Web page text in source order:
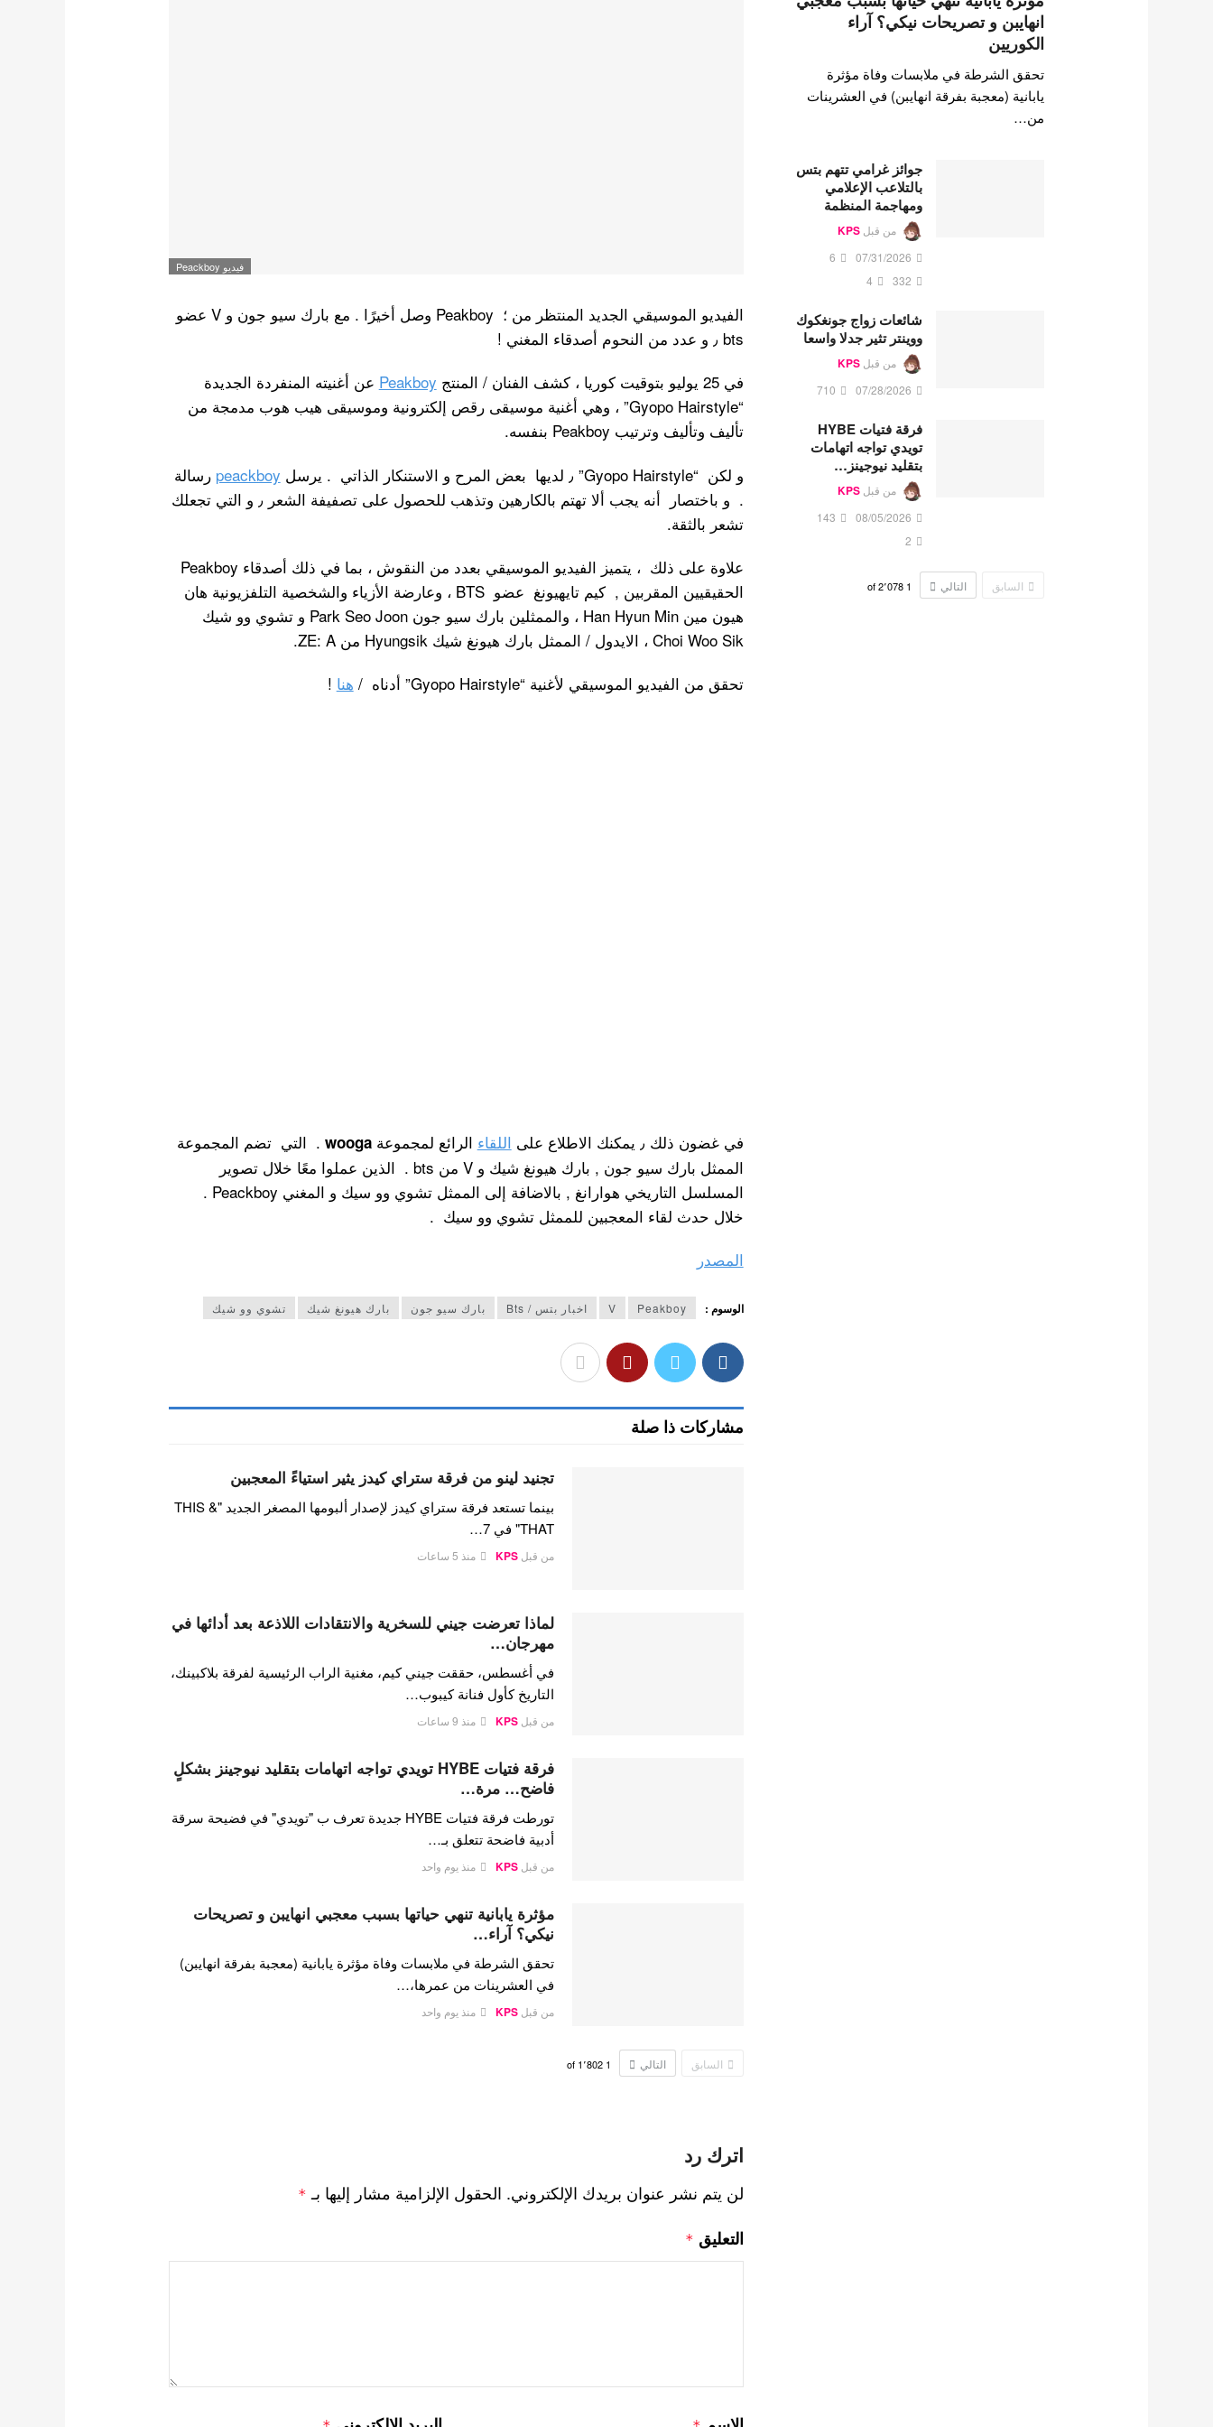
فيديو Peackboy
الفيديو الموسيقي الجديد المنتظر من ؛ Peakboy وصل أخيرًا . مع بارك سيو جون و V عضو
bts ٫ و عدد من النحوم أصدقاء المغني !
في 25 يوليو بتوقيت كوريا ، كشف الفنان / المنتج
Peakboy عن أغنيته المنفردة الجديدة
“Gyopo Hairstyle” ، وهي أغنية موسيقى رقص إلكترونية وموسيقى هيب هوب مدمجة من
تأليف وتأليف وترتيب Peakboy بنفسه.
و لكن “Gyopo Hairstyle” ٫ لديها بعض المرح و الاستنكار الذاتي . يرسل
peackboy رسالة
. و باختصار أنه يجب ألا تهتم بالكارهين وتذهب للحصول على تصفيفة الشعر ٫ و التي تجعلك
تشعر بالثقة.
علاوة على ذلك ، يتميز الفيديو الموسيقي بعدد من النقوش ، بما في ذلك أصدقاء Peakboy
الحقيقيين المقربين , كيم تايهيونغ عضو BTS ، وعارضة الأزياء والشخصية التلفزيونية هان
هيون مين Han Hyun Min ، والممثلين بارك سيو جون Park Seo Joon و تشوي وو شيك
Choi Woo Sik ، الايدول / الممثل بارك هيونغ شيك Hyungsik من ZE: A.
تحقق من الفيديو الموسيقي لأغنية “Gyopo Hairstyle” أدناه /
هنا !
في غضون ذلك ٫ يمكنك الاطلاع على اللقاء الرائع لمجموعةwooga . التي تضم المجموعة
الممثل بارك سيو جون , بارك هيونغ شيك و V من bts . الذين عملوا معًا خلال تصوير
المسلسل التاريخي هوارانغ , بالاضافة إلى الممثل تشوي وو سيك و المغني Peackboy .
خلال حدث لقاء المعجبين للممثل تشوي وو سيك .
المصدر
الوسوم : Peakboy
V اخبار بتس / Bts بارك سيو جون بارك هيونغ شيك تشوي وو شيك
مشاركات ذا صلة
تجنيد لينو من فرقة ستراي كيدز يثير استياءً المعجبين
بينما تستعد فرقة ستراي كيدز لإصدار ألبومها المصغر الجديد "THIS &
THAT" في 7…
من قبلKPS منذ 5 ساعات
لماذا تعرضت جيني للسخرية والانتقادات اللاذعة بعد أدائها في
مهرجان…
في أغسطس، حققت جيني كيم، مغنية الراب الرئيسية لفرقة بلاكبينك،
التاريخ كأول فنانة كيبوب…
من قبلKPS منذ 9 ساعات
فرقة فتيات HYBE تويدي تواجه اتهامات بتقليد نيوجينز بشكلٍ
فاضح… مرة…
تورطت فرقة فتيات HYBE جديدة تعرف ب "تويدي" في فضيحة سرقة
أدبية فاضحة تتعلق بـ…
من قبلKPS منذ يوم واحد
مؤثرة يابانية تنهي حياتها بسبب معجبي انهايبن و تصريحات
نيكي؟ آراء…
تحقق الشرطة في ملابسات وفاة مؤثرة يابانية (معجبة بفرقة انهايبن)
في العشرينات من عمرها،…
من قبلKPS منذ يوم واحد
السابق التالي 1
of1٬802
اترك رد
لن يتم نشر عنوان بريدك الإلكتروني. الحقول الإلزامية مشار إليها بـ *
التعليق *
انهايبن و تصريحات نيكي؟ آراء
الكوريين
تحقق الشرطة في ملابسات وفاة مؤثرة
يابانية (معجبة بفرقة انهايبن) في العشرينات
من…
جوائز غرامي تتهم بتس
بالتلاعب الإعلامي
ومهاجمة المنظمة
من قبل KPS
07/31/2026
6
332
4
شائعات زواج جونغكوك
ووينتر تثير جدلا واسعا
من قبل KPS
07/28/2026
710
فرقة فتيات HYBE
تويدي تواجه اتهامات
بتقليد نيوجينز…
من قبل KPS
08/05/2026
143
2
السابق التالي 1 2٬078